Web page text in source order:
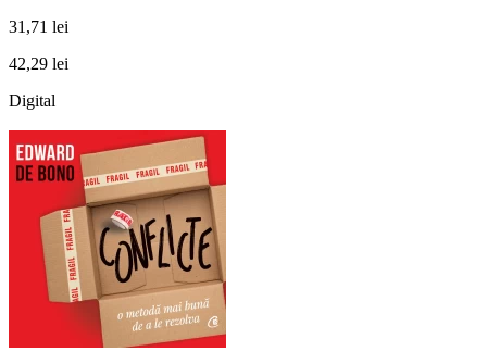
31,71 lei
42,29 lei
Digital